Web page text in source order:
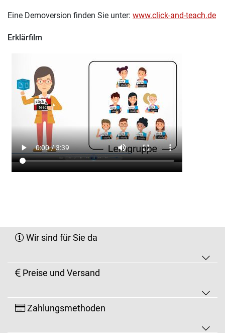
Eine Demoversion finden Sie unter: www.click-and-teach.de
Erklärfilm
Wir sind für Sie da
Preise und Versand
Zahlungsmethoden